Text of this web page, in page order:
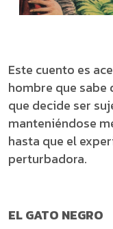
Este cuento es
hombre que sabe
que decide ser
manteniéndose
hasta que el
perturbadora.
EL GATO NEGRO